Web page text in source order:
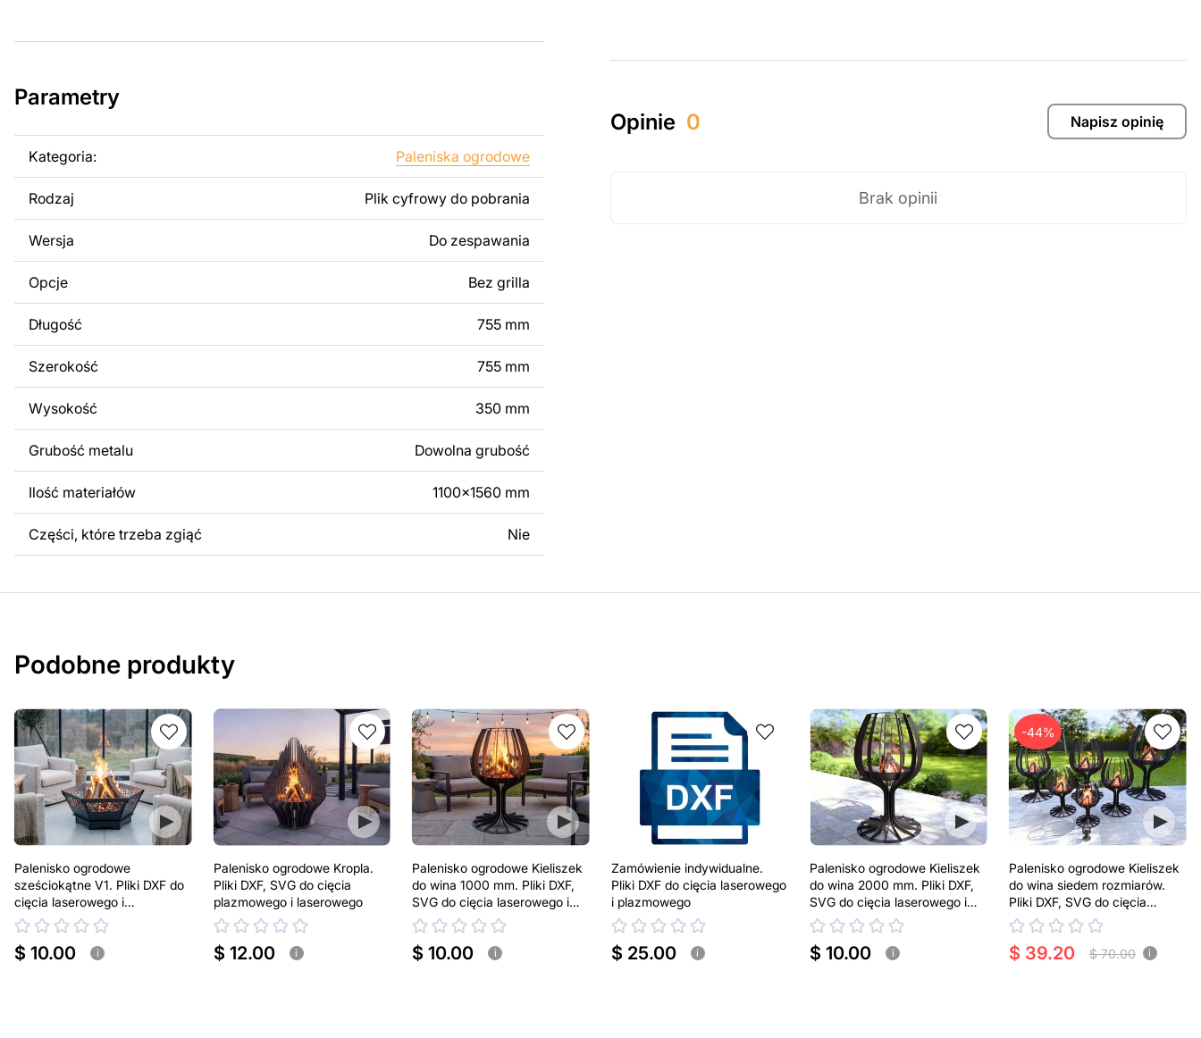
zostały zaprojektowane z myślą o nowoczesnej estetyce i łatwym montażu, aby
Można używać tych plików do tworzenia gotowych produktów zarówno do
odsprzedaż lub udostępnianie oryginalnych bądź zmodyfikowanych plików jest
Za dodatkową opłatą możemy dostosować projekt poprzez dodanie tekstu,
obrazów lub logo Twojej firmy albo wprowadzenie innych modyfikacji według
Twoich potrzeb. Jeśli potrzebujesz indywidualnego projektu metalowego
produktu, skontaktuj się z nami.
Jeśli masz jakiekolwiek pytania lub potrzebujesz pomocy, skontaktuj się z nami
w dowolnym momencie – zawsze chętnie pomożemy.
Parametry
Kategoria: Paleniska ogrodowe
Rodzaj Plik cyfrowy do pobrania
Wersja Do zespawania
Opcje Bez grilla
Długość 755 mm
Szerokość 755 mm
Wysokość 350 mm
Grubość metalu Dowolna grubość
Ilość materiałów 1100x1560 mm
Części, które trzeba zgiąć Nie
Opinie 0 Napisz opinię
Brak opinii
Podobne produkty
Palenisko ogrodowe
sześciokątne V1. Pliki DXF do
cięcia laserowego i
plazmowego
$ 10.00 i
Palenisko ogrodowe Kropla.
Pliki DXF, SVG do cięcia
plazmowego i laserowego
$ 12.00 i
Palenisko ogrodowe Kieliszek
do wina 1000 mm. Pliki DXF,
SVG do cięcia laserowego i
plazmowego
$ 10.00 i
Zamówienie indywidualne.
Pliki DXF do cięcia laserowego
i plazmowego
$ 25.00 i
Palenisko ogrodowe Kieliszek
do wina 2000 mm. Pliki DXF,
SVG do cięcia laserowego i
plazmowego
$ 10.00 i
-44%
Palenisko ogrodowe Kieliszek
do wina siedem rozmiarów.
Pliki DXF, SVG do cięcia
laserowego i plazmowego
$ 39.20 $ 70.00 i